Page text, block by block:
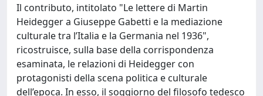
Il contributo, intitolato "Le lettere di Martin
Heidegger a Giuseppe Gabetti e la mediazione
culturale tra l’Italia e la Germania nel 1936",
ricostruisce, sulla base della corrispondenza
esaminata, le relazioni di Heidegger con
protagonisti della scena politica e culturale
dell’epoca. In esso, il soggiorno del filosofo tedesco